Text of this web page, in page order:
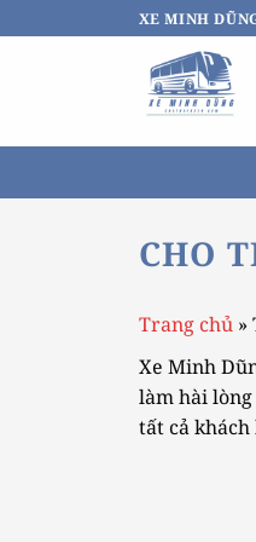
qua
XE MINH
CHO
Trang chủ»
Xe Minh
làm hài
tất cả khách